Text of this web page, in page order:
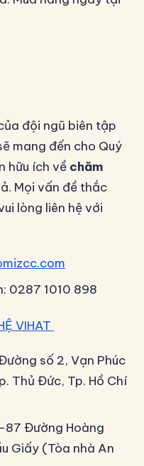
đội ngũ biên tập
mang đến cho Quý
hữu ích về chăm
Mọi vấn đề thắc
lòng liên hệ với
0287 1010 898
VIHAT
số 2, Vạn Phúc
Thủ Đức, Tp. Hồ Chí
87 Đường Hoàng
Giấy (Tòa nhà An